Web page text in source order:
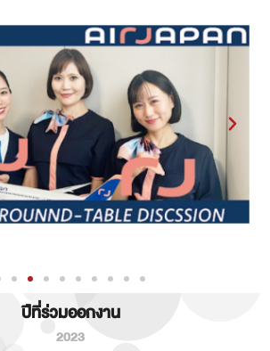
ปีที่ร่วมออกงาน
2023